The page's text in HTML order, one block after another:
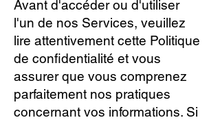
Avant d'accéder ou d'utiliser
l'un de nos Services, veuillez
lire attentivement cette Politique
de confidentialité et vous
assurer que vous comprenez
parfaitement nos pratiques
concernant vos informations. Si